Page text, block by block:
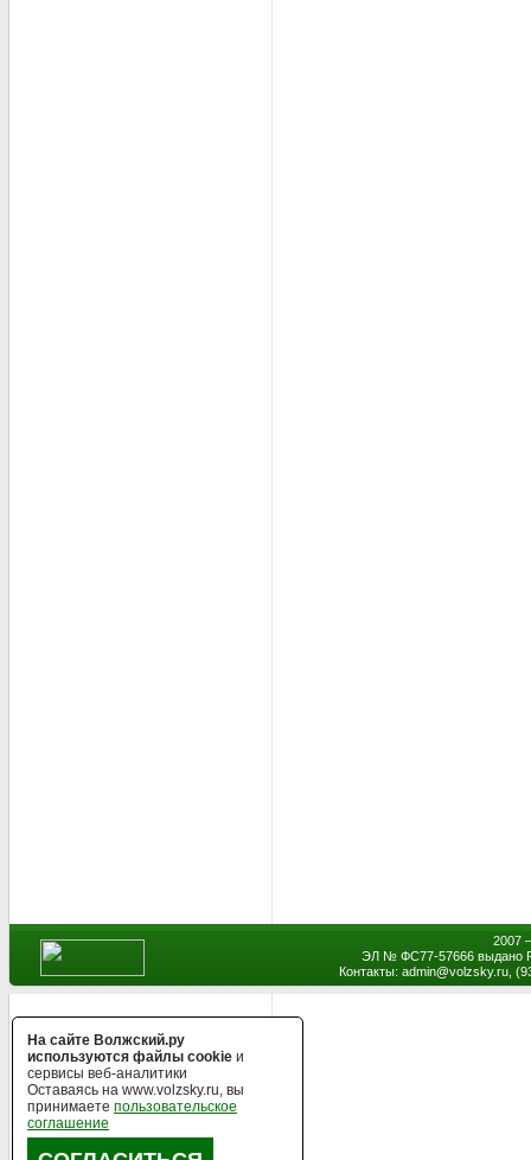
2007
ЭЛ № ФС77-57666 выдано
Контакты: admin@volzsky.ru,
На сайте Волжский.ру
используются файлы cookie и
сервисы веб-аналитики
Оставаясь на www.volzsky.ru, вы
принимаете пользовательское
соглашение